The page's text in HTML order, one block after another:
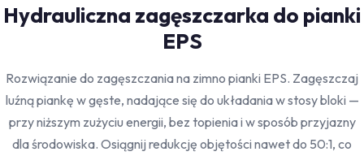
Hydrauliczna zagęszczarka do pianki
EPS
Rozwiązanie do zagęszczania na zimno pianki EPS. Zagęszczaj
luźną piankę w gęste, nadające się do układania w stosy bloki —
przy niższym zużyciu energii, bez topienia i w sposób przyjazny
dla środowiska. Osiągnij redukcję objętości nawet do 50:1, co